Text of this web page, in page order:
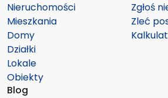
Nieruchomości
Mieszkania
Domy
Działki
Lokale
Obiekty
Zgłoś
Zleć
Blog